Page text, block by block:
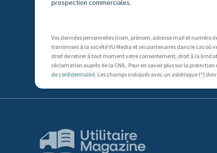
prospection commerciales.
Vos données personnelles (nom, prénom, adresse mail et numéro
transmises à la société VU Media et ses partenaires dans le cas
droit de retirer à tout moment votre consentement, droit à la
réclamation auprès de la CNIL. Pour en savoir plus sur la
de confidentialité. Les champs indiqués avec un astérisque (*)